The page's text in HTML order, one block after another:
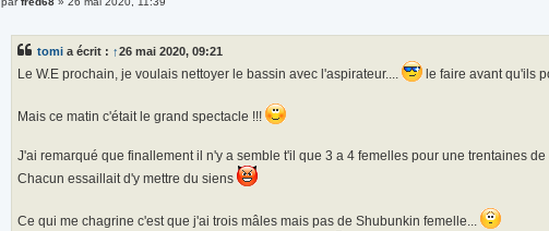
tomi a écrit : ↑26 mai 2020, 09:21
Le W.E prochain, je voulais nettoyer le bassin avec l'aspirateur.... le faire avant qu'ils
Mais ce matin c'était le grand spectacle !!!
J'ai remarqué que finallement il n'y a semble t'il que 3 a 4 femelles pour une trentaines
Chacun essaillait d'y mettre du siens
Ce qui me chagrine c'est que j'ai trois mâles mais pas de Shubunkin femelle...